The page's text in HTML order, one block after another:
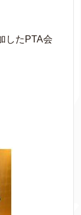
したPTA会